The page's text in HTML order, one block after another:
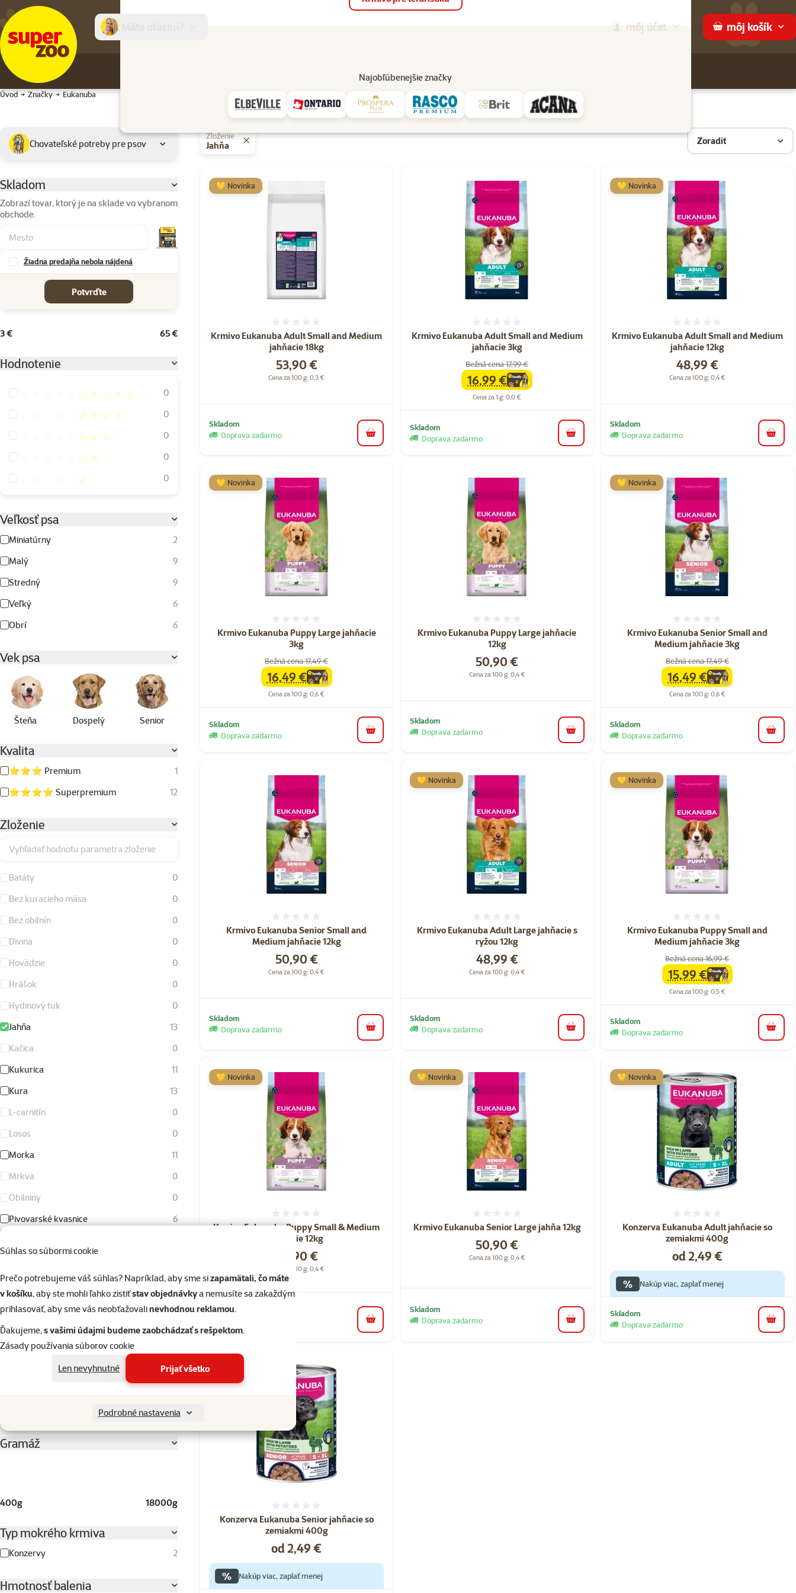
Súhlas so súbormi cookie
Prečo potrebujeme váš súhlas? Napríklad, aby sme sizapamätali, čo máte
v košíku, aby ste mohli ľahko zistiťstav objednávkya nemusíte sa zakaždým
prihlasovať, aby sme vás neobťažovalinevhodnou reklamou.
Ďakujeme,s vašimi údajmi budeme zaobchádzať s rešpektom.
Zásady používania súborov cookie
Len nevyhnutné
Prijať všetko
Podrobné nastavenia
môj účet môj košík
Najobľúbenejšie značky
Predajne Služby
Úvod Značky Eukanuba
Eukanuba
Podkategória
Chovateľské potreby pre psov
Parametrický filter
Skladom
Zobrazí tovar, ktorý je na sklade vo vybranom
obchode.
Žiadna predajňa nebola nájdená
Potvrďte
3 € 65 €
Hodnotenie
Hodnotenie 100%
0
Hodnotenie 80%
0
Hodnotenie 60%
0
Hodnotenie 40%
0
Hodnotenie 20%
0
Veľkosť psa
Miniatúrny
2
Malý
9
Stredný
9
Veľký
6
Obrí
6
Vek psa
Šteňa Dospelý Senior
Kvalita
⭐⭐⭐ Premium
1
⭐⭐⭐⭐ Superpremium
12
Zloženie
Vyhľadať hodnotu parametra zloženie
Batáty
0
Bez kuracieho mäsa
0
Bez obilnín
0
Divina
0
Hovädzie
0
Hrášok
0
Hydinový tuk
0
Jahňa
13
Kačica
0
Kukurica
11
Kura
13
L-carnitín
0
Losos
0
Morka
11
Mrkva
0
Obilniny
0
Pivovarské kvasnice
6
Ryba
0
Ryža
9
Tekvica
0
Vajce
2
3
Gramáž
400g 18000g
Typ mokrého krmiva
Konzervy 2
Hmotnosť balenia
Vybrané filtre
Zloženie
Jahňa Zoradiť
Krmivo Eukanuba Adult Small and Medium
jahňacie 18kg
Cena
53,90 €
Cena za 100 g: 0,3 €
💛 Novinka
Skladom
Doprava zadarmo
do košíka
Krmivo Eukanuba Adult Small and Medium
jahňacie 3kg
Bežná cena 17,99 €
familycena
16,99 €
Cena za 1 g: 0,0 €
Skladom
Doprava zadarmo
do košíka
Krmivo Eukanuba Adult Small and Medium
jahňacie 12kg
Cena
48,99 €
Cena za 100 g: 0,4 €
💛 Novinka
Skladom
Doprava zadarmo
do
Krmivo Eukanuba Puppy Large jahňacie
3kg
Bežná cena 17,49 €
familycena
16,49 €
Cena za 100 g: 0,6 €
💛 Novinka
Skladom
Doprava zadarmo
do košíka
Krmivo Eukanuba Puppy Large jahňacie
12kg
Cena
50,90 €
Cena za 100 g: 0,4 €
Skladom
Doprava zadarmo
do košíka
Krmivo Eukanuba Senior Small and
Medium jahňacie 3kg
Bežná cena 17,49 €
familycena
16,49 €
Cena za 100 g: 0,6 €
💛 Novinka
Skladom
Doprava zadarmo
do
Krmivo Eukanuba Senior Small and
Medium jahňacie 12kg
Cena
50,90 €
Cena za 100 g: 0,4 €
Skladom
Doprava zadarmo
do košíka
Krmivo Eukanuba Adult Large jahňacie s
ryžou 12kg
Cena
48,99 €
Cena za 100 g: 0,4 €
💛 Novinka
Skladom
Doprava zadarmo
do košíka
Krmivo Eukanuba Puppy Small and
Medium jahňacie 3kg
Bežná cena 16,99 €
familycena
15,99 €
Cena za 100 g: 0,5 €
💛 Novinka
Skladom
Doprava zadarmo
do
Krmivo Eukanuba Puppy Small & Medium
jahňacie 12kg
Cena
50,90 €
Cena za 100 g: 0,4 €
💛 Novinka
Skladom
do košíka
Krmivo Eukanuba Senior Large jahňa 12kg
Cena
50,90 €
Cena za 100 g: 0,4 €
💛 Novinka
Skladom
Doprava zadarmo
do košíka
Konzerva Eukanuba Adult jahňacie so
zemiakmi 400g
Cena
od 2,49 €
💛 Novinka
% Nakúp viac, zaplať menej
Skladom
Doprava zadarmo
do
Konzerva Eukanuba Senior jahňacie so
zemiakmi 400g
Cena
od 2,49 €
% Nakúp viac, zaplať menej